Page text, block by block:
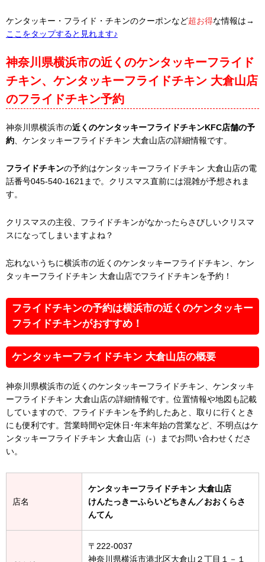
ケンタッキー・フライド・チキンのクーポンなど超お得な情報は→
ここをタップすると見れます♪
神奈川県横浜市の近くのケンタッキーフライド
チキン、ケンタッキーフライドチキン 大倉山店
のフライドチキン予約
神奈川県横浜市の近くのケンタッキーフライドチキンKFC店舗の予
約 、ケンタッキーフライドチキン 大倉山店の詳細情報です。
フライドチキンの予約はケンタッキーフライドチキン 大倉山店の電
話番号045-540-1621まで。クリスマス直前には混雑が予想されま
す。
クリスマスの主役、フライドチキンがなかったらさびしいクリスマ
スになってしまいますよね？
忘れないうちに横浜市の近くのケンタッキーフライドチキン、ケン
タッキーフライドチキン 大倉山店でフライドチキンを予約！
フライドチキンの予約は横浜市の近くのケンタッキー
フライドチキンがおすすめ！
ケンタッキーフライドチキン 大倉山店の概要
神奈川県横浜市の近くのケンタッキーフライドチキン、ケンタッキ
ーフライドチキン 大倉山店の詳細情報です。位置情報や地図も記載
していますので、フライドチキンを予約したあと、取りに行くとき
にも便利です。営業時間や定休日･年末年始の営業など、不明点はケ
ンタッキーフライドチキン 大倉山店（-）までお問い合わせくださ
い。
店名
ケンタッキーフライドチキン 大倉山店
けんたっきーふらいどちきん／おおくらさ
んてん
〒222-0037
神奈川県横浜市港北区大倉山２丁目１－１